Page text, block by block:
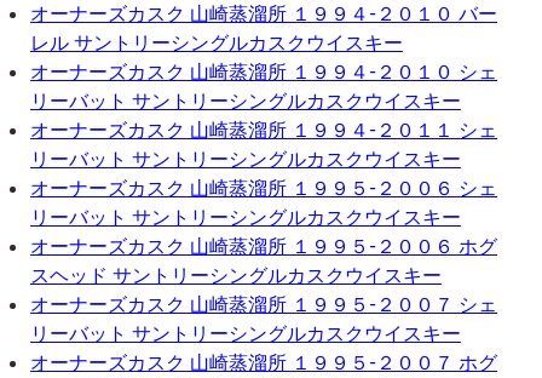
オーナーズカスク 山崎蒸溜所 １９９４-２０１０ バー
レル サントリーシングルカスクウイスキー
オーナーズカスク 山崎蒸溜所 １９９４-２０１０ シェ
リーバット サントリーシングルカスクウイスキー
オーナーズカスク 山崎蒸溜所 １９９４-２０１１ シェ
リーバット サントリーシングルカスクウイスキー
オーナーズカスク 山崎蒸溜所 １９９５-２００６ シェ
リーバット サントリーシングルカスクウイスキー
オーナーズカスク 山崎蒸溜所 １９９５-２００６ ホグ
スヘッド サントリーシングルカスクウイスキー
オーナーズカスク 山崎蒸溜所 １９９５-２００７ シェ
リーバット サントリーシングルカスクウイスキー
オーナーズカスク 山崎蒸溜所 １９９５-２００７ ホグ